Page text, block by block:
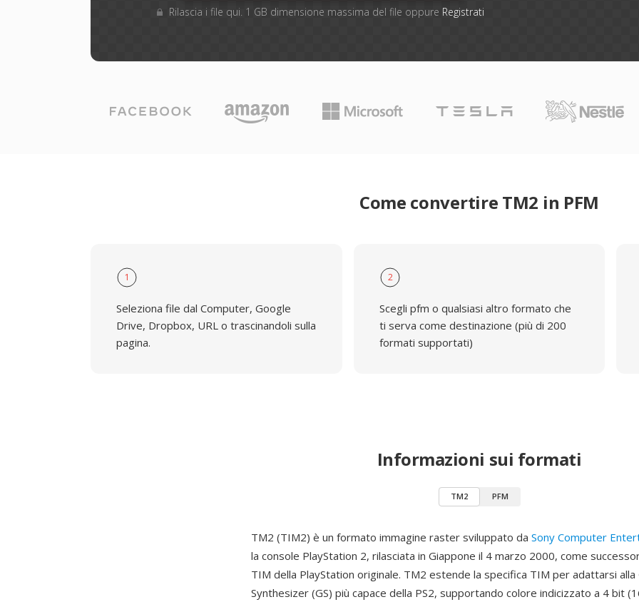
Rilascia i file qui. 1 GB dimensione massima del file oppure Registrati
Come convertire TM2 in PFM
1
Seleziona file dal Computer, Google
Drive, Dropbox, URL o trascinandoli sulla
pagina.
2
Scegli pfm o qualsiasi altro formato che
ti serva come destinazione (più di 200
formati supportati)
Informazioni sui formati
TM2 PFM
TM2 (TIM2) è un formato immagine raster sviluppato da Sony Computer
la console PlayStation 2, rilasciata in Giappone il 4 marzo 2000, come
TIM della PlayStation originale. TM2 estende la specifica TIM per adattarsi alla
Synthesizer (GS) più capace della PS2, supportando colore indicizzato a 4 bit